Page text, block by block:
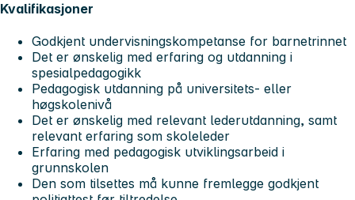
Kvalifikasjoner
Godkjent undervisningskompetanse for barnetrinnet
Det er ønskelig med erfaring og utdanning i
spesialpedagogikk
Pedagogisk utdanning på universitets- eller
høgskolenivå
Det er ønskelig med relevant lederutdanning, samt
relevant erfaring som skoleleder
Erfaring med pedagogisk utviklingsarbeid i
grunnskolen
Den som tilsettes må kunne fremlegge godkjent